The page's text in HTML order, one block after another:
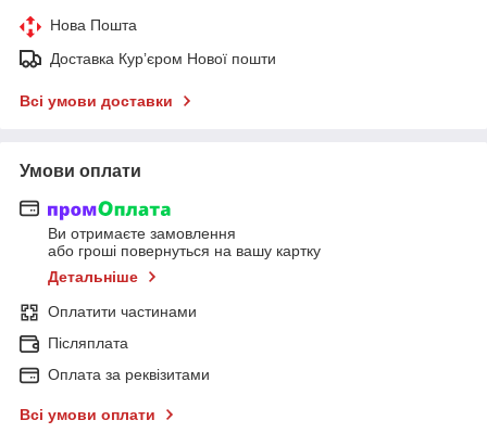
Нова Пошта
Доставка Курʼєром Нової пошти
Всі умови доставки
Умови оплати
Ви отримаєте замовлення
або гроші повернуться на вашу картку
Детальніше
Оплатити частинами
Післяплата
Оплата за реквізитами
Всі умови оплати